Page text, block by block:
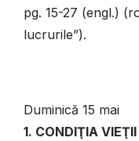
pg. 15-27 (engl.)
lucrurile”).
Duminică 15 mai
1. CONDIŢIA